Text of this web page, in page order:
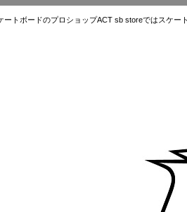
ドのプロショップACT sb storeではスケート用品